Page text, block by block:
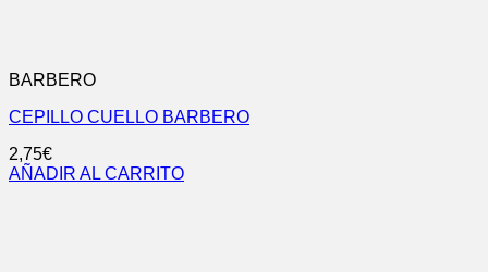
BARBERO
CEPILLO CUELLO BARBERO
2,75€
AÑADIR AL CARRITO